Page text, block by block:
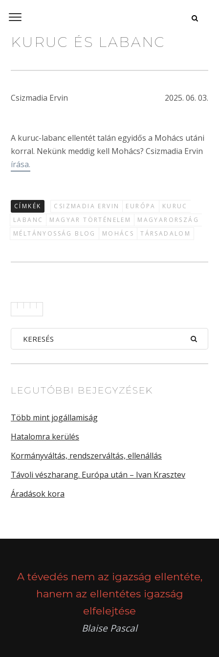
KURUC ÉS LABANC
Csizmadia Ervin 2025. 06. 03.
A kuruc-labanc ellentét talán egyidős a Mohács utáni
korral. Nekünk meddig kell Mohács? Csizmadia Ervin
írása.
CÍMKÉK CSIZMADIA ERVIN EURÓPA
KURUC
LABANC
MAGYAR TÖRTÉNELEM
MAGYARORSZÁG
MÉLTÁNYOSSÁG BLOG
MOHÁCS TÁRSADALOM
LEGUTÓBBI BEJEGYZÉSEK
Több mint jogállamiság
Hatalomra kerülés
Kormányváltás, rendszerváltás, ellenállás
Távoli vészharang. Európa után – Ivan Krasztev
Áradások kora
A tévedés nem az igazság ellentéte,
hanem az ellentétes igazság
elfelejtése
Blaise Pascal